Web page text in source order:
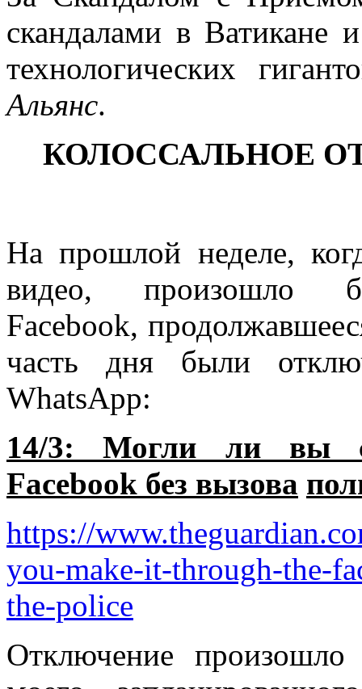
скандалами в Ватикане
технологических
Альянс.
КОЛОССАЛЬНОЕ
На прошлой неделе,
видео, произошло
Facebook,
часть дня были
WhatsApp:
14/3: Могли ли вы
Facebook без вызова
https://
you-make-it-through-the-
the-police
Отключение произошло